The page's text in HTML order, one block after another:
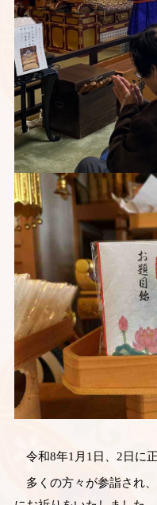
令和8年1月1日、2日に
多くの方々が参詣され